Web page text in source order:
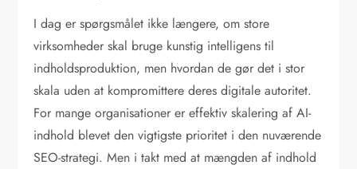
I dag er spørgsmålet ikke længere, om store
virksomheder skal bruge kunstig intelligens til
indholdsproduktion, men hvordan de gør det i stor
skala uden at kompromittere deres digitale autoritet.
For mange organisationer er effektiv skalering af AI-
indhold blevet den vigtigste prioritet i den nuværende
SEO-strategi. Men i takt med at mængden af indhold